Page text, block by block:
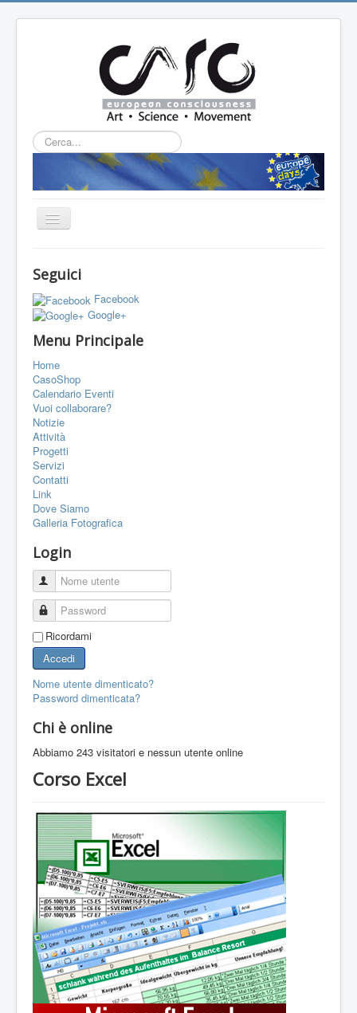
Cerca...
Cambia
navigazione
CHI SIAMO
L'ASSOCIAZIONE
PROGETTI
PORTFOLIO
CONTATTI
LINK
FORUM
Seguici
Facebook
Google+
Menu Principale
Home
CasoShop
Calendario Eventi
Vuoi collaborare?
Notizie
Attività
Progetti
Servizi
Contatti
Link
Dove Siamo
Galleria Fotografica
Login
Nome utente
Password
Ricordami
Accedi
Nome utente dimenticato?
Password dimenticata?
Chi è online
Abbiamo 243 visitatori e nessun utente online
Corso Excel